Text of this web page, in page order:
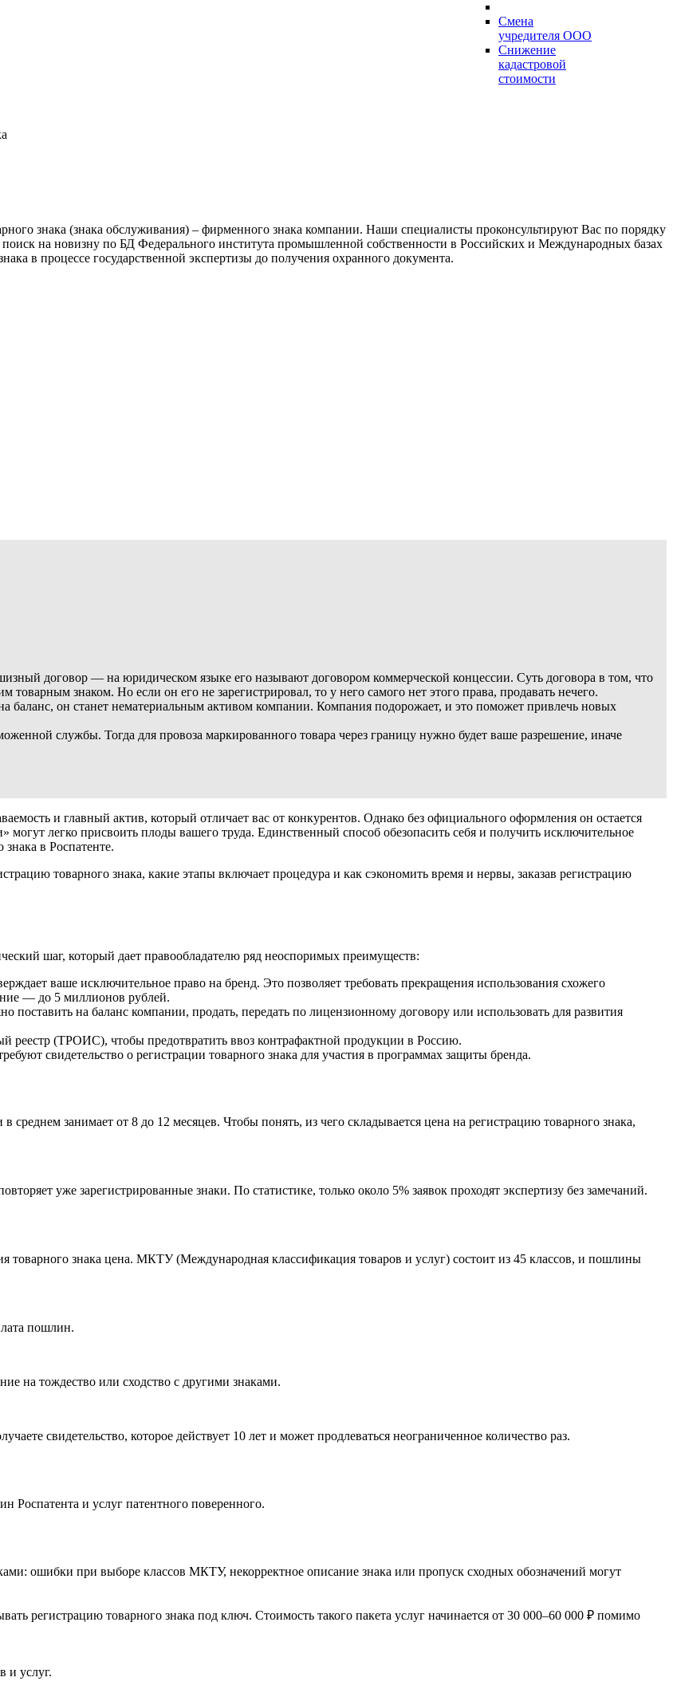
Смена
учредителя ООО
Снижение
кадастровой
стоимости
знака (знака обслуживания) – фирменного знака компании. Наши специалисты проконсультируют Вас по порядку
поиск на новизну по БД Федерального института промышленной собственности в Российских и Международных базах
в процессе государственной экспертизы до получения охранного документа.
договор — на юридическом языке его называют договором коммерческой концессии. Суть договора в том, что
знаком. Но если он его не зарегистрировал, то у него самого нет этого права, продавать нечего.
баланс, он станет нематериальным активом компании. Компания подорожает, и это поможет привлечь новых
службы. Тогда для провоза маркированного товара через границу нужно будет ваше разрешение, иначе
и главный актив, который отличает вас от конкурентов. Однако без официального оформления он остается
легко присвоить плоды вашего труда. Единственный способ обезопасить себя и получить исключительное
в Роспатенте.
товарного знака, какие этапы включает процедура и как сэкономить время и нервы, заказав регистрацию
шаг, который дает правообладателю ряд неоспоримых преимуществ:
ваше исключительное право на бренд. Это позволяет требовать прекращения использования схожего
— до 5 миллионов рублей.
на баланс компании, продать, передать по лицензионному договору или использовать для развития
реестр (ТРОИС), чтобы предотвратить ввоз контрафактной продукции в Россию.
свидетельство о регистрации товарного знака для участия в программах защиты бренда.
среднем занимает от 8 до 12 месяцев. Чтобы понять, из чего складывается цена на регистрацию товарного знака,
уже зарегистрированные знаки. По статистике, только около 5% заявок проходят экспертизу без замечаний.
товарного знака цена. МКТУ (Международная классификация товаров и услуг) состоит из 45 классов, и пошлины
пошлин.
на тождество или сходство с другими знаками.
свидетельство, которое действует 10 лет и может продлеваться неограниченное количество раз.
Роспатента и услуг патентного поверенного.
ошибки при выборе классов МКТУ, некорректное описание знака или пропуск сходных обозначений могут
регистрацию товарного знака под ключ. Стоимость такого пакета услуг начинается от 30 000–60 000 ₽ помимо
и услуг.